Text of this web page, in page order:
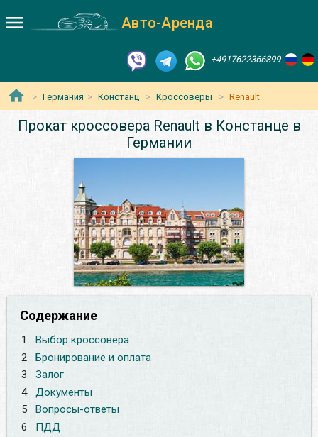
Авто-Аренда
+4917622366899
Германия Констанц Кроссоверы Renault
Прокат кроссовера Renault в Констанце в
Германии
Содержание
1
Выбор кроссовера
2
Бронирование и оплата
3
Залог
4
Документы
5
Вопросы-ответы
6
ПДД